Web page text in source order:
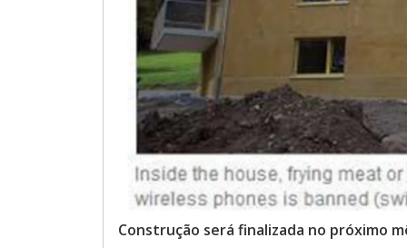
Construção será finalizada no próximo